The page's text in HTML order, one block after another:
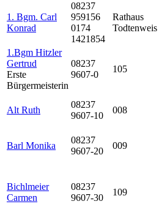
1. Bgm. Carl
Konrad
08237
959156
0174
1421854
Rathaus
Todtenweis
1.Bgm Hitzler
Gertrud
Erste
Bürgermeisterin
08237
9607-0
105
Alt Ruth
08237
9607-10
008
Barl Monika
08237
9607-20
009
Bichlmeier
Carmen
08237
9607-30
109